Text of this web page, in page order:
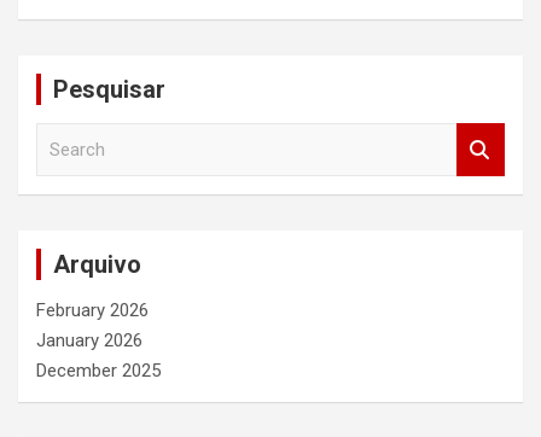
Pesquisar
Arquivo
February 2026
January 2026
December 2025